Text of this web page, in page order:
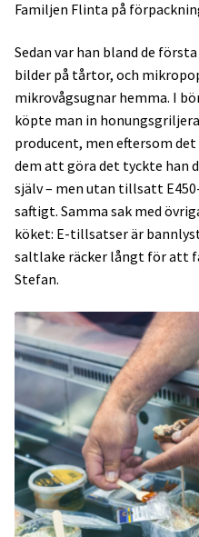
Familjen Flinta på
Sedan var han bland de
bilder på tårtor, och
mikrovågsugnar hemma. I
köpte man in
producent, men eftersom
dem att göra det tyckte han
själv – men utan tillsatt
saftigt. Samma sak med
köket: E-tillsatser är
saltlake räcker långt för att
Stefan.